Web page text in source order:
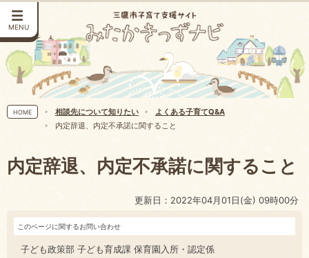
MENU
HOME 相談先について知りたい
よくある子育てQ&A
内定辞退、内定不承諾に関すること
内定辞退、内定不承諾に関すること
更新日：2022年04月01日(金) 09時00分
このページに関するお問い合わせ
子ども政策部 子ども育成課 保育園入所・認定係